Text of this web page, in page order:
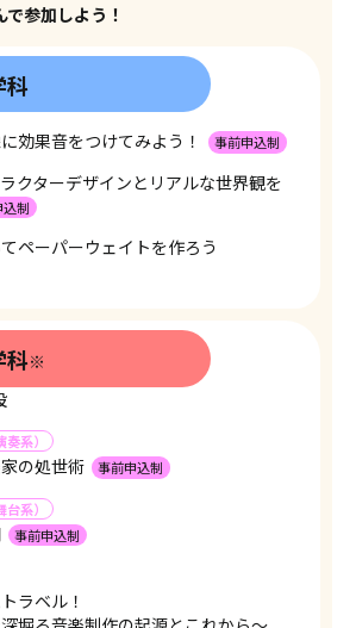
参加しよう！
科
効果音をつけてみよう！ 事前申込制
クターデザインとリアルな世界観を
制
ペーパーウェイトを作ろう
科※
系）
の処世術 事前申込制
系）
事前申込制
ラベル！